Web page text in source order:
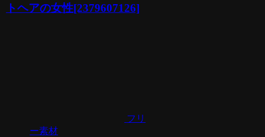
トヘアの女性[2379607126]
フリ
ー素材